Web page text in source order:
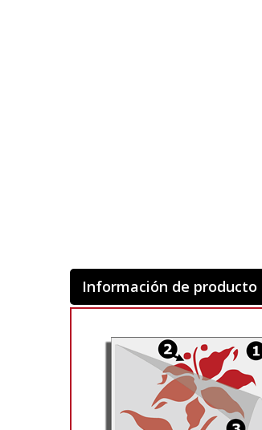
Información de producto